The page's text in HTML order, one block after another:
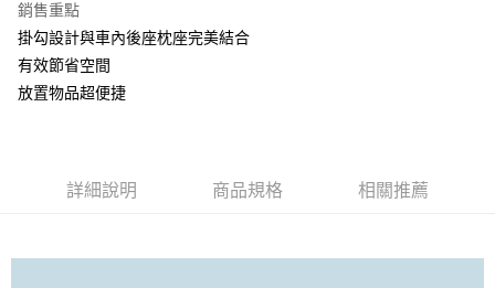
匯豐（台灣）商業銀行
聯邦商業銀行
元大商業銀行
台新國際商業銀行
街口支付
悠遊付
AFTEE先享後付
便利好安心！
３．安心：先確認商品／服務後，再付款。
全家取貨付款
銷售重點
掛勾設計與車內後座枕座完美結合
有效節省空間
放置物品超便捷
詳細說明 商品規格 相關推薦